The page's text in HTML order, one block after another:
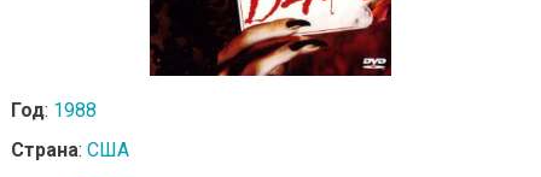
Год: 1988
Страна: США